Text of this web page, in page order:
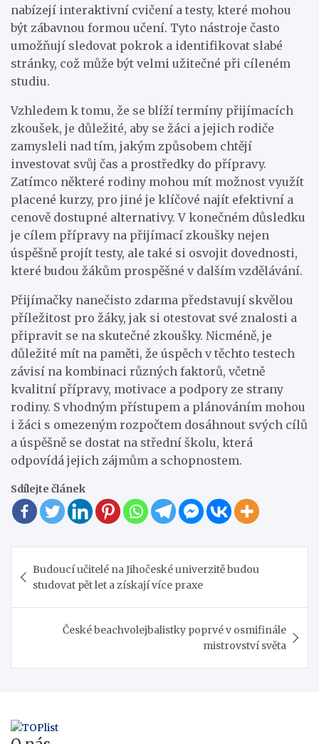
nabízejí interaktivní cvičení a testy, které mohou
být zábavnou formou učení. Tyto nástroje často
umožňují sledovat pokrok a identifikovat slabé
stránky, což může být velmi užitečné při cíleném
studiu.
Vzhledem k tomu, že se blíží termíny přijímacích
zkoušek, je důležité, aby se žáci a jejich rodiče
zamysleli nad tím, jakým způsobem chtějí
investovat svůj čas a prostředky do přípravy.
Zatímco některé rodiny mohou mít možnost využít
placené kurzy, pro jiné je klíčové najít efektivní a
cenově dostupné alternativy. V konečném důsledku
je cílem přípravy na přijímací zkoušky nejen
úspěšně projít testy, ale také si osvojit dovednosti,
které budou žákům prospěšné v dalším vzdělávání.
Přijímačky nanečisto zdarma představují skvělou
příležitost pro žáky, jak si otestovat své znalosti a
připravit se na skutečné zkoušky. Nicméně, je
důležité mít na paměti, že úspěch v těchto testech
závisí na kombinaci různých faktorů, včetně
kvalitní přípravy, motivace a podpory ze strany
rodiny. S vhodným přístupem a plánováním mohou
i žáci s omezeným rozpočtem dosáhnout svých cílů
a úspěšně se dostat na střední školu, která
odpovídá jejich zájmům a schopnostem.
Sdílejte článek
pro
příspěvek
Budoucí učitelé na Jihočeské univerzitě budou
studovat pět let a získají více praxe
České beachvolejbalistky poprvé v osmifinále
mistrovství světa